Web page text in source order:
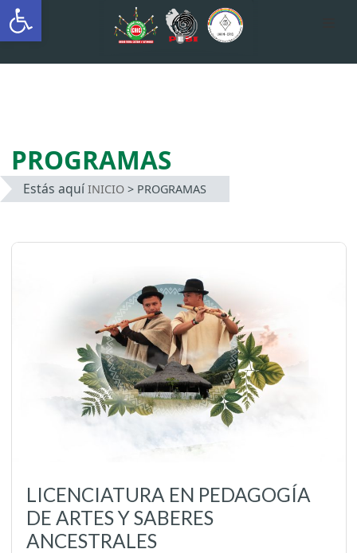
Saltar
al
INTERCULTURAL
PROGRAMAS
Estás aquí INICIO> PROGRAMAS
LICENCIATURA EN PEDAGOGÍA
DE ARTES Y SABERES
ANCESTRALES